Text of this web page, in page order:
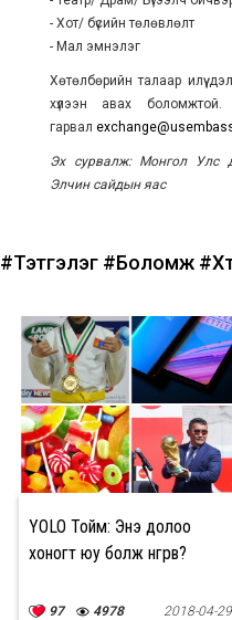
- Хот/ бүсийн төлөвлөлт
- Мал эмнэлэг
Хөтөлбөрийн талаар илүү
хүлээн авах
гарвал
Эх сурвалж: Монгол Улс
Элчин сайдын яас
#Тэтгэлэг #Боломж
YOLO Тойм: Энэ долоо
хоногт юу болж өнгөрөв?
97 4978 2018-04-29